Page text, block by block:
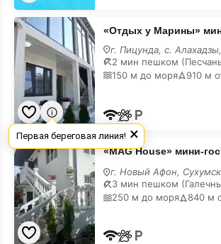
«Отдых
у
Марины»
мини-
гостиница
недорого
«Отдых у Марины»
2 мин пешком
150 м до моря
910 м
«MAG
House»
мини-
гостиница
недорого
«MAG House» мини-
3 мин пешком
250 м до моря
840 м
×
Первая береговая линия!